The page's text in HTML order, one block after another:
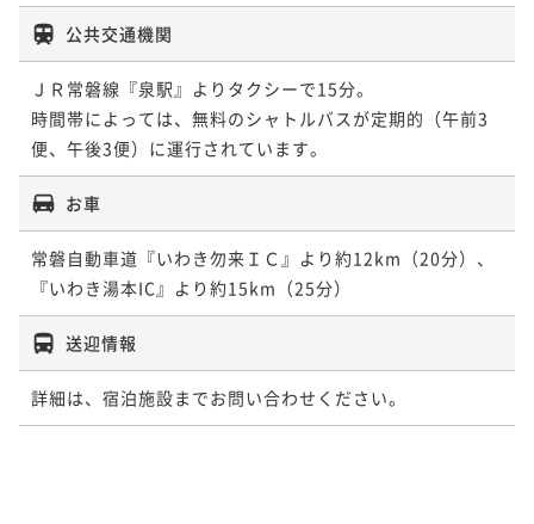
公共交通機関
ＪＲ常磐線『泉駅』よりタクシーで15分。
時間帯によっては、無料のシャトルバスが定期的（午前3
便、午後3便）に運行されています。
お車
常磐自動車道『いわき勿来ＩＣ』より約12km（20分）、
『いわき湯本IC』より約15km（25分）
送迎情報
詳細は、宿泊施設までお問い合わせください。